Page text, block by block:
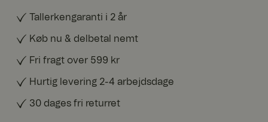
Tallerkengaranti i 2 år
Køb nu & delbetal nemt
Fri fragt over 599 kr
Hurtig levering 2-4 arbejdsdage
30 dages fri returret